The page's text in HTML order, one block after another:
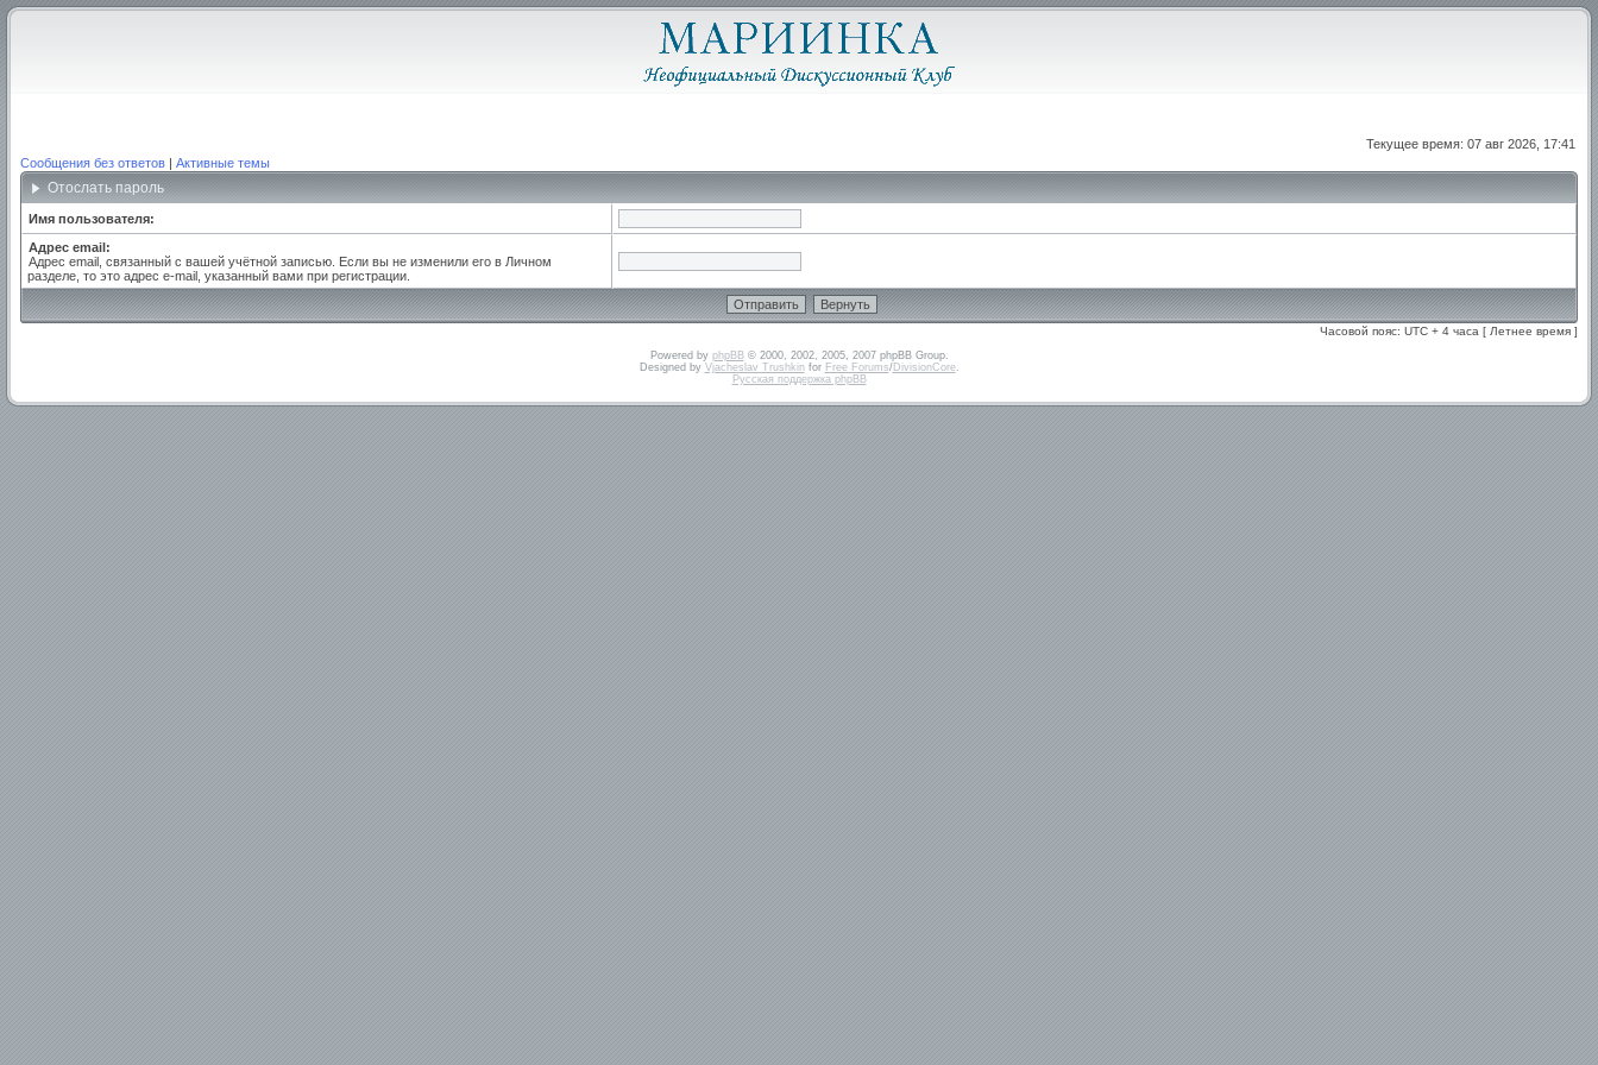
Текущее время: 07 авг 2026, 17:41
Сообщения без ответов | Активные темы
Отослать пароль
Имя пользователя:
Адрес email:
Адрес email, связанный с вашей учётной записью. Если вы не изменили его в Личном
разделе, то это адрес e-mail, указанный вами при регистрации.
Часовой пояс: UTC + 4 часа [ Летнее время ]
Powered by phpBB© 2000, 2002, 2005, 2007 phpBB Group.
Designed by Vjacheslav Trushkinfor Free Forums/DivisionCore.
Русская поддержка phpBB